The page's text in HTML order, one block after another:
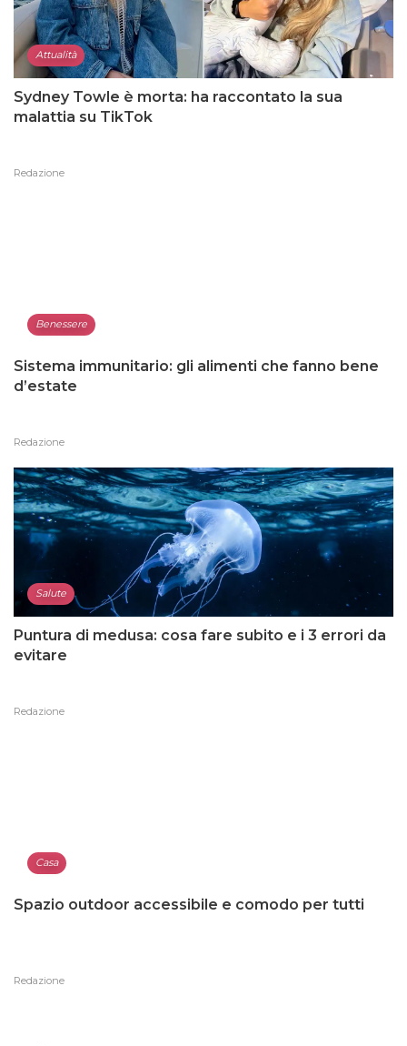
Attualità
Sydney Towle è morta: ha raccontato la sua
malattia su TikTok
Redazione
Benessere
Sistema immunitario: gli alimenti che fanno bene
d’estate
Redazione
Salute
Puntura di medusa: cosa fare subito e i 3 errori da
evitare
Redazione
Casa
Spazio outdoor accessibile e comodo per tutti
Redazione